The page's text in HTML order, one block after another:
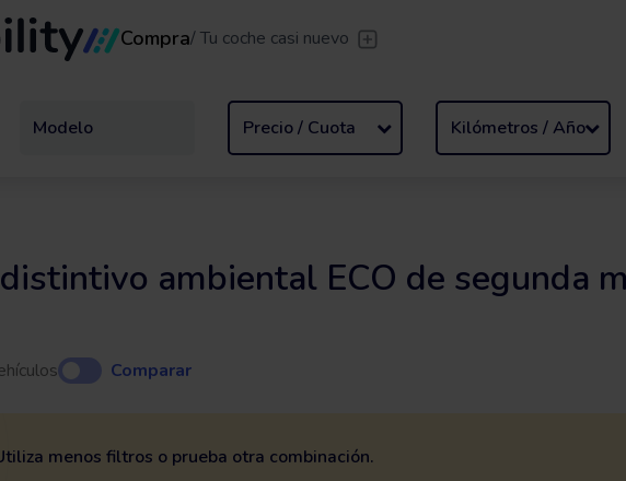
Compra/Tu coche casi nuevo
Modelo Precio / Cuota Kilómetros / Año
ambiental ECO de segunda
Comparar
menos filtros o prueba otra combinación.